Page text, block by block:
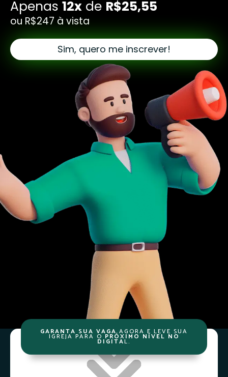
Apenas 12x de R$25,55
ou R$247 à vista
Sim, quero me inscrever!
GARANTA SUA VAGAAGORA E LEVE SUA
IGREJA PARA OPRÓXIMO NÍVEL NO
DIGITAL.